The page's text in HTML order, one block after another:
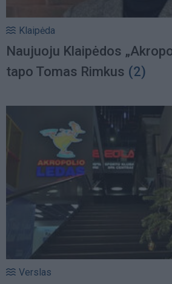
Klaipėda
Naujuoju Klaipėdos
tapo Tomas Rimkus (2)
Verslas